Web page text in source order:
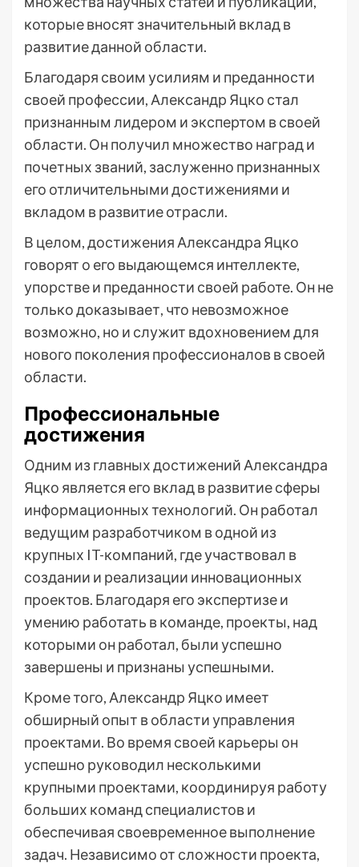
которые вносят значительный вклад в
развитие данной области.
Благодаря своим усилиям и преданности
своей профессии, Александр Яцко стал
признанным лидером и экспертом в своей
области. Он получил множество наград и
почетных званий, заслуженно признанных
его отличительными достижениями и
вкладом в развитие отрасли.
В целом, достижения Александра Яцко
говорят о его выдающемся интеллекте,
упорстве и преданности своей работе. Он не
только доказывает, что невозможное
возможно, но и служит вдохновением для
нового поколения профессионалов в своей
области.
Профессиональные
достижения
Одним из главных достижений Александра
Яцко является его вклад в развитие сферы
информационных технологий. Он работал
ведущим разработчиком в одной из
крупных IT-компаний, где участвовал в
создании и реализации инновационных
проектов. Благодаря его экспертизе и
умению работать в команде, проекты, над
которыми он работал, были успешно
завершены и признаны успешными.
Кроме того, Александр Яцко имеет
обширный опыт в области управления
проектами. Во время своей карьеры он
успешно руководил несколькими
крупными проектами, координируя работу
больших команд специалистов и
обеспечивая своевременное выполнение
задач. Независимо от сложности проекта,